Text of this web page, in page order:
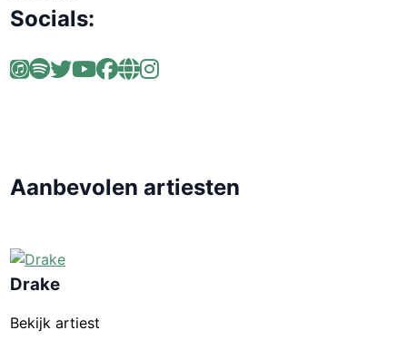
Socials:
Aanbevolen artiesten
Drake
Bekijk artiest